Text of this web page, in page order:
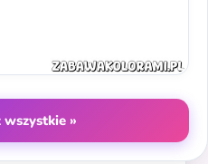
wszystkie »